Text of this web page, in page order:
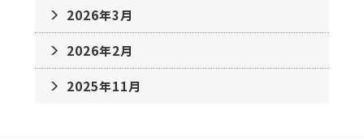
2026年3月
2026年2月
2025年11月